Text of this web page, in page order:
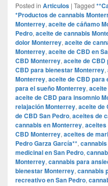
Posted in Articulos | Tagged
*Productos de cannabis
Monterrey, aceite de cáñamo
Pedro, aceite de cannabis
dolor Monterrey, aceite de
Monterrey, aceite de CBD en
CBD Monterrey, aceite de
CBD para bienestar Monterrey,
Monterrey, aceite de CBD para
para el sueño Monterrey,
aceite de CBD para insomnio
relajación Monterrey, aceite de
de CBD San Pedro, aceites de
cannabis en Monterrey, aceites
CBD Monterrey, aceites de
Pedro Garza García**,
medicinal en San Pedro,
Monterrey, cannabis para
bienestar Monterrey, cannabis
recreativo en San Pedro,